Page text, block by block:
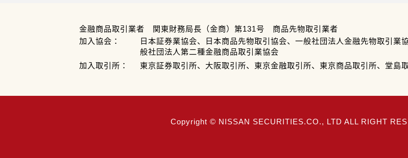
金融商品取引業者 関東財務局長（金商）第131号 商品先物取引業者
加入協会：
日本証券業協会、日本商品先物取引協会、一般社団法人金融先物取引業
般社団法人第二種金融商品取引業協会
加入取引所：
東京証券取引所、大阪取引所、東京金融取引所、東京商品取引所、堂島
Copyright © NISSAN SECURITIES.CO., LTD ALL RIGHT